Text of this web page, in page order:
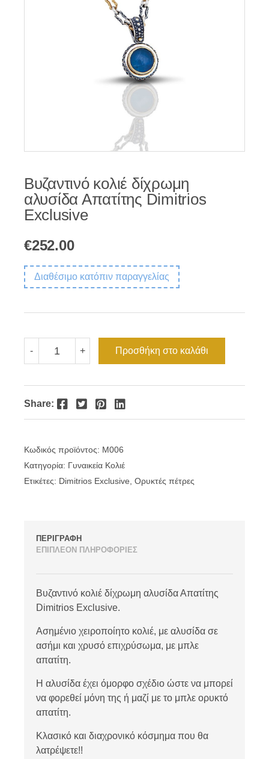
Βυζαντινό κολιέ δίχρωμη
αλυσίδα Απατίτης Dimitrios
Exclusive
€252.00
Διαθέσιμο κατόπιν παραγγελίας
-
κολιέ
δίχρωμη
Απατίτης
Dimitrios
Exclusive
ποσότητα
+ Προσθήκη στο καλάθι
Share: Facebook Twitter Pinterest LinkedIn
Κωδικός προϊόντος: M006
Κατηγορία: Γυναικεία Κολιέ
Ετικέτες: Dimitrios Exclusive Ορυκτές πέτρες
ΠΕΡΙΓΡΑΦΗ
ΕΠΙΠΛΕΟΝ ΠΛΗΡΟΦΟΡΙΕΣ
Βυζαντινό κολιέ δίχρωμη αλυσίδα Απατίτης
Dimitrios Exclusive.
Ασημένιο χειροποίητο κολιέ, με αλυσίδα σε
ασήμι και χρυσό επιχρύσωμα, με μπλε
απατίτη.
Η αλυσίδα έχει όμορφο σχέδιο ώστε να μπορεί
να φορεθεί μόνη της ή μαζί με το μπλε ορυκτό
απατίτη.
Κλασικό και διαχρονικό κόσμημα που θα
λατρέψετε!!